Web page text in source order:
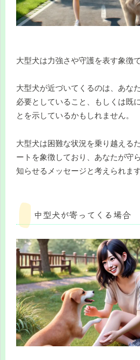
大型犬は力強さや守護を表す象徴で
大型犬が近づいてくるのは、あな
必要としていること、もしくは既
とを示しているかもしれません。
大型犬は困難な状況を乗り越える
ートを象徴しており、あなたが守
知らせるメッセージと考えられます
中型犬が寄ってくる場合